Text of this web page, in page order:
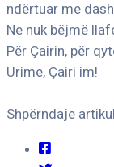
ndërtuar me
Ne nuk bëjmë
Për Çairin, për
Urime, Çairi im!
Shpërndaje